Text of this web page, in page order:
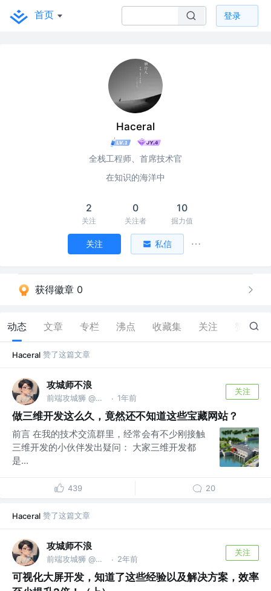
首页 登录
Haceral
全栈工程师、首席技术官
在知识的海洋中
2
关注
0
关注者
10
掘力值
关注 私信
获得徽章 0
动态 文章 专栏 沸点 收藏集 关注 14
Haceral 赞了这篇文章
攻城师不浪
前端攻城狮 @家里蹲 · 1年前
关注
做三维开发这么久，竟然还不知道这些宝藏网站？
前言 在我的技术交流群里，经常会有不少刚接触
三维开发的小伙伴发出疑问： 大家三维开发都
是...
439 20
Haceral 赞了这篇文章
攻城师不浪
前端攻城狮 @家里蹲 · 2年前
关注
可视化大屏开发，知道了这些经验以及解决方案，效率